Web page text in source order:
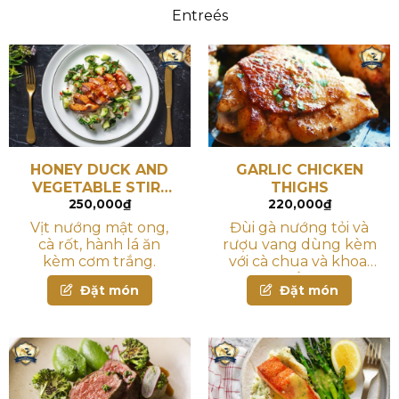
Entreés
HONEY DUCK AND
VEGETABLE STIR-
FRY
250,000₫
Vịt nướng mật ong,
cà rốt, hành lá ăn
kèm cơm trắng.
Đặt món
GARLIC CHICKEN
THIGHS
220,000₫
Đùi gà nướng tỏi và
rượu vang dùng kèm
với cà chua và khoai
tây
Đặt món